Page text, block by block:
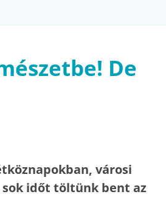
De
városi
időt töltünk bent az